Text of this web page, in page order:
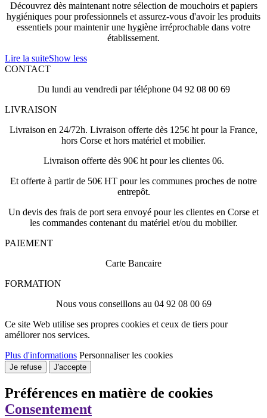
Découvrez dès maintenant notre sélection de mouchoirs et papiers
hygiéniques pour professionnels et assurez-vous d'avoir les produits
essentiels pour maintenir une hygiène irréprochable dans votre
établissement.
Lire la suiteShow less
CONTACT
Du lundi au vendredi par téléphone 04 92 08 00 69
LIVRAISON
Livraison en 24/72h. Livraison offerte dès 125€ ht pour la France,
hors Corse et hors matériel et mobilier.
Livraison offerte dès 90€ ht pour les clientes 06.
Et offerte à partir de 50€ HT pour les communes proches de notre
entrepôt.
Un devis des frais de port sera envoyé pour les clientes en Corse et
les commandes contenant du matériel et/ou du mobilier.
PAIEMENT
Carte Bancaire
FORMATION
Nous vous conseillons au 04 92 08 00 69
Ce site Web utilise ses propres cookies et ceux de tiers pour
améliorer nos services.
Plus d'informations Personnaliser les cookies
Je refuse J'accepte
Préférences en matière de cookies
Consentement